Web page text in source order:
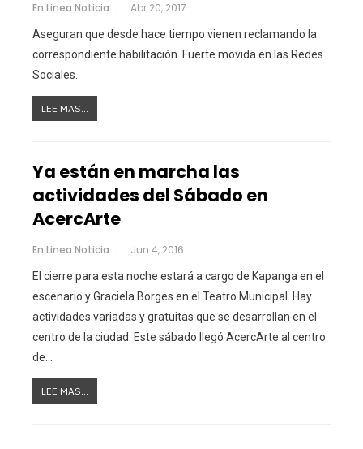
En Linea Noticias Abr 20, 2017
Aseguran que desde hace tiempo vienen reclamando la
correspondiente habilitación. Fuerte movida en las Redes
Sociales.
LEE MAS...
Ya están en marcha las
actividades del Sábado en
AcercArte
En Linea Noticias Jun 4, 2016
El cierre para esta noche estará a cargo de Kapanga en el
escenario y Graciela Borges en el Teatro Municipal. Hay
actividades variadas y gratuitas que se desarrollan en el
centro de la ciudad. Este sábado llegó AcercArte al centro
de…
LEE MAS...